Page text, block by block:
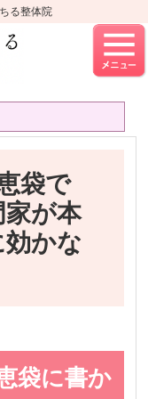
る整体院
袋で
が本
かな
袋に書か